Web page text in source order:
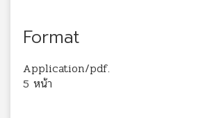
Format
Application/pdf.
5 หน้า